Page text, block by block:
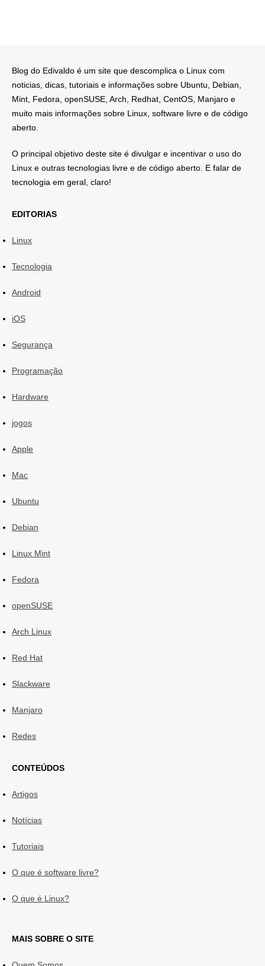
Blog do Edivaldo é um site que descomplica o Linux com
noticias, dicas, tutoriais e informações sobre Ubuntu, Debian,
Mint, Fedora, openSUSE, Arch, Redhat, CentOS, Manjaro e
muito mais informações sobre Linux, software livre e de código
aberto.
O principal objetivo deste site é divulgar e incentivar o uso do
Linux e outras tecnologias livre e de código aberto. E falar de
tecnologia em geral, claro!
EDITORIAS
Linux
Tecnologia
Android
iOS
Segurança
Programação
Hardware
jogos
Apple
Mac
Ubuntu
Debian
Linux Mint
Fedora
openSUSE
Arch Linux
Red Hat
Slackware
Manjaro
Redes
CONTEÚDOS
Artigos
Notícias
Tutoriais
O que é software livre?
O que é Linux?
MAIS SOBRE O SITE